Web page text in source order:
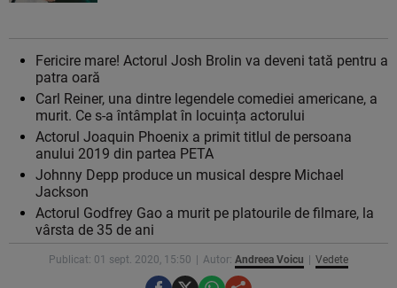
Fericire mare! Actorul Josh Brolin va deveni tată pentru a
patra oară
Carl Reiner, una dintre legendele comediei americane, a
murit. Ce s-a întâmplat în locuința actorului
Actorul Joaquin Phoenix a primit titlul de persoana
anului 2019 din partea PETA
Johnny Depp produce un musical despre Michael
Jackson
Actorul Godfrey Gao a murit pe platourile de filmare, la
vârsta de 35 de ani
Publicat: 01 sept. 2020, 15:50 Autor: Andreea Voicu Vedete